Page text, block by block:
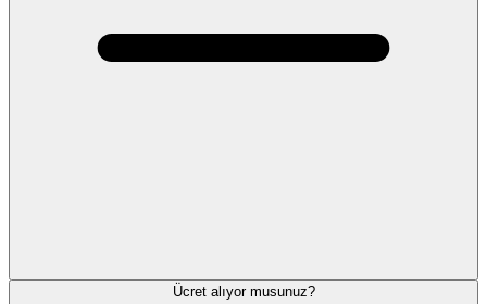
Ücret alıyor musunuz?